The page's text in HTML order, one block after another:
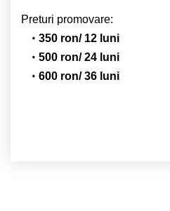
Preturi promovare:
350 ron/ 12 luni
500 ron/ 24 luni
600 ron/ 36 luni